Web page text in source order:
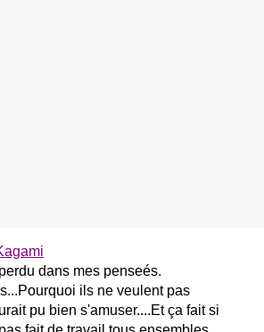
dans mes penseés.
ils ne veulent pas
pu bien s'amuser....Et ça fait si